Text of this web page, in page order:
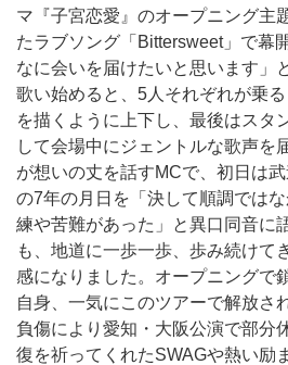
マ『子宮恋愛』のオープニング主
たラブソング「Bittersweet」で幕
なに会いを届けたいと思います」
歌い始めると、5人それぞれが乗
を描くように上下し、最後はスタ
して会場中にジェントルな歌声を
が想いの丈を話すMCで、初日は
の7年の月日を「決して順調では
練や苦難があった」と異口同音に
も、地道に一歩一歩、歩み続けて
感になりました。オープニングで
自身、一気にこのツアーで解放さ
負傷により愛知・大阪公演で部分
復を祈ってくれたSWAGや熱い励